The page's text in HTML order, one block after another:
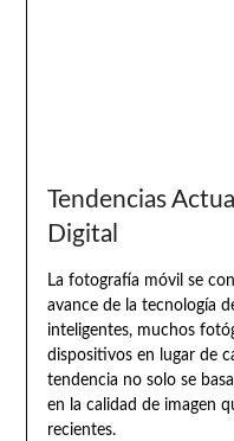
Tendencias
Digital
La fotografía móvil se
avance de la tecnología
inteligentes, muchos
dispositivos en lugar de
tendencia no solo se
en la calidad de imagen
recientes.